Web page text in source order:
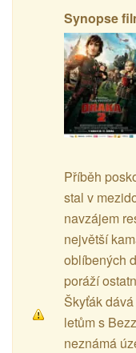
Synopse
Příběh
stal v
navzájem
největší
oblíbených
poráží
Škyťák
letům s
neznámá